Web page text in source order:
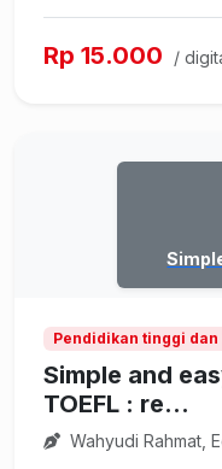
Rp 15.000 /
Pendidikan tinggi
Simple and
TOEFL : re...
Wahyudi Rahmat,